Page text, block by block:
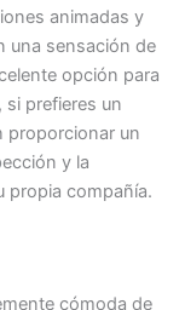
animadas y
una sensación de
opción para
si prefieres un
proporcionar un
y la
propia compañía.
cómoda de